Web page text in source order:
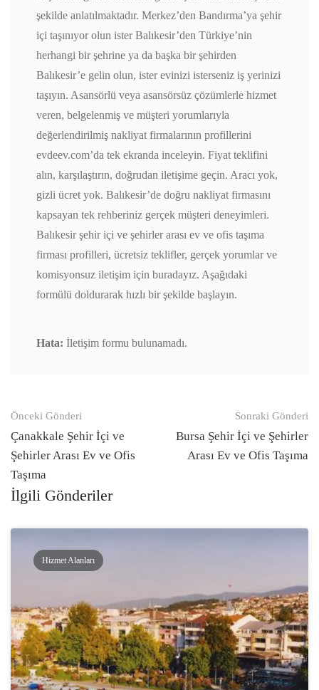
şekilde anlatılmaktadır. Merkez’den Bandırma’ya şehir
içi taşınıyor olun ister Balıkesir’den Türkiye’nin
herhangi bir şehrine ya da başka bir şehirden
Balıkesir’e gelin olun, ister evinizi isterseniz iş yerinizi
taşıyın. Asansörlü veya asansörsüz çözümlerle hizmet
veren, belgelenmiş ve müşteri yorumlarıyla
değerlendirilmiş nakliyat firmalarının profillerini
evdeev.com’da tek ekranda inceleyin. Fiyat teklifini
alın, karşılaştırın, doğrudan iletişime geçin. Aracı yok,
gizli ücret yok. Balıkesir’de doğru nakliyat firmasını
kapsayan tek rehberiniz gerçek müşteri deneyimleri.
Balıkesir şehir içi ve şehirler arası ev ve ofis taşıma
firması profilleri, ücretsiz teklifler, gerçek yorumlar ve
komisyonsuz iletişim için buradayız. Aşağıdaki
formülü doldurarak hızlı bir şekilde başlayın.
Hata: İletişim formu bulunamadı.
Gönderi
navigasyonu
Önceki Gönderi
Çanakkale Şehir İçi ve
Şehirler Arası Ev ve Ofis
Taşıma
Sonraki Gönderi
Bursa Şehir İçi ve Şehirler
Arası Ev ve Ofis Taşıma
İlgili Gönderiler
Hizmet Alanları